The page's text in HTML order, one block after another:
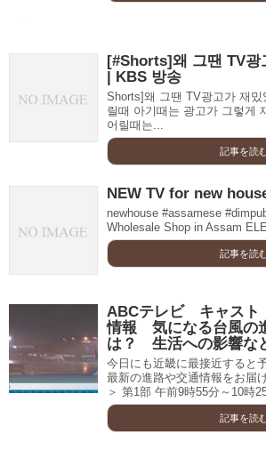
[#Shorts]왜 그땐 TV광
| KBS 방송
Shorts]왜 그땐 TV광고가 재
릴때 아기때는 광고가 그렇게
어릴때는...
記事を読
NEW TV for new house
newhouse #assamese
Wholesale Shop in Assam
記事を読
ABCテレビ キャス
情報 気になる台風の
は？ 生活への影響な
今日にも近畿に最接近すると
最新の進路や交通情報をお届
＞ 第1部 午前9時55分～10時25
記事を読